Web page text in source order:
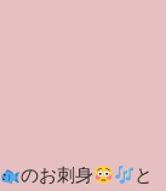
のお刺身
と